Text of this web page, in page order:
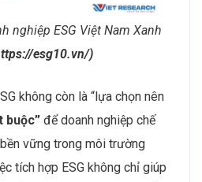
nghiệp ESG Việt Nam Xanh
esg10.vn/)
không còn là “lựa chọn nên
buộc” để doanh nghiệp chế
vững trong môi trường
tích hợp ESG không chỉ giúp